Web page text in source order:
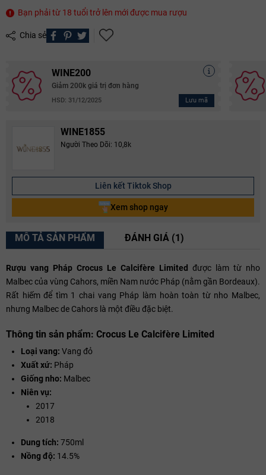
Bạn phải từ 18 tuổi trở lên mới được mua rượu
Chia sẻ
WINE200
Giảm 200k giá trị đơn hàng
HSD: 31/12/2025 Lưu mã
WINE1855
Người Theo Dõi: 10,8k
Liên kết Tiktok Shop
Xem shop ngay
MÔ TẢ SẢN PHẨM ĐÁNH GIÁ (1)
Rượu vang Pháp Crocus Le Calcifère Limited
được làm từ nho
Malbec của vùng Cahors, miền Nam nước Pháp (nằm gần Bordeaux).
Rất hiếm để tìm 1 chai vang Pháp làm hoàn toàn từ nho Malbec,
nhưng Malbec de Cahors là một điều đặc biệt.
Thông tin sản phẩm: Crocus Le Calcifère Limited
Loại vang: Vang đỏ
Xuất xứ: Pháp
Giống nho: Malbec
Niên vụ:
2017
2018
Dung tích: 750ml
Nồng độ: 14.5%